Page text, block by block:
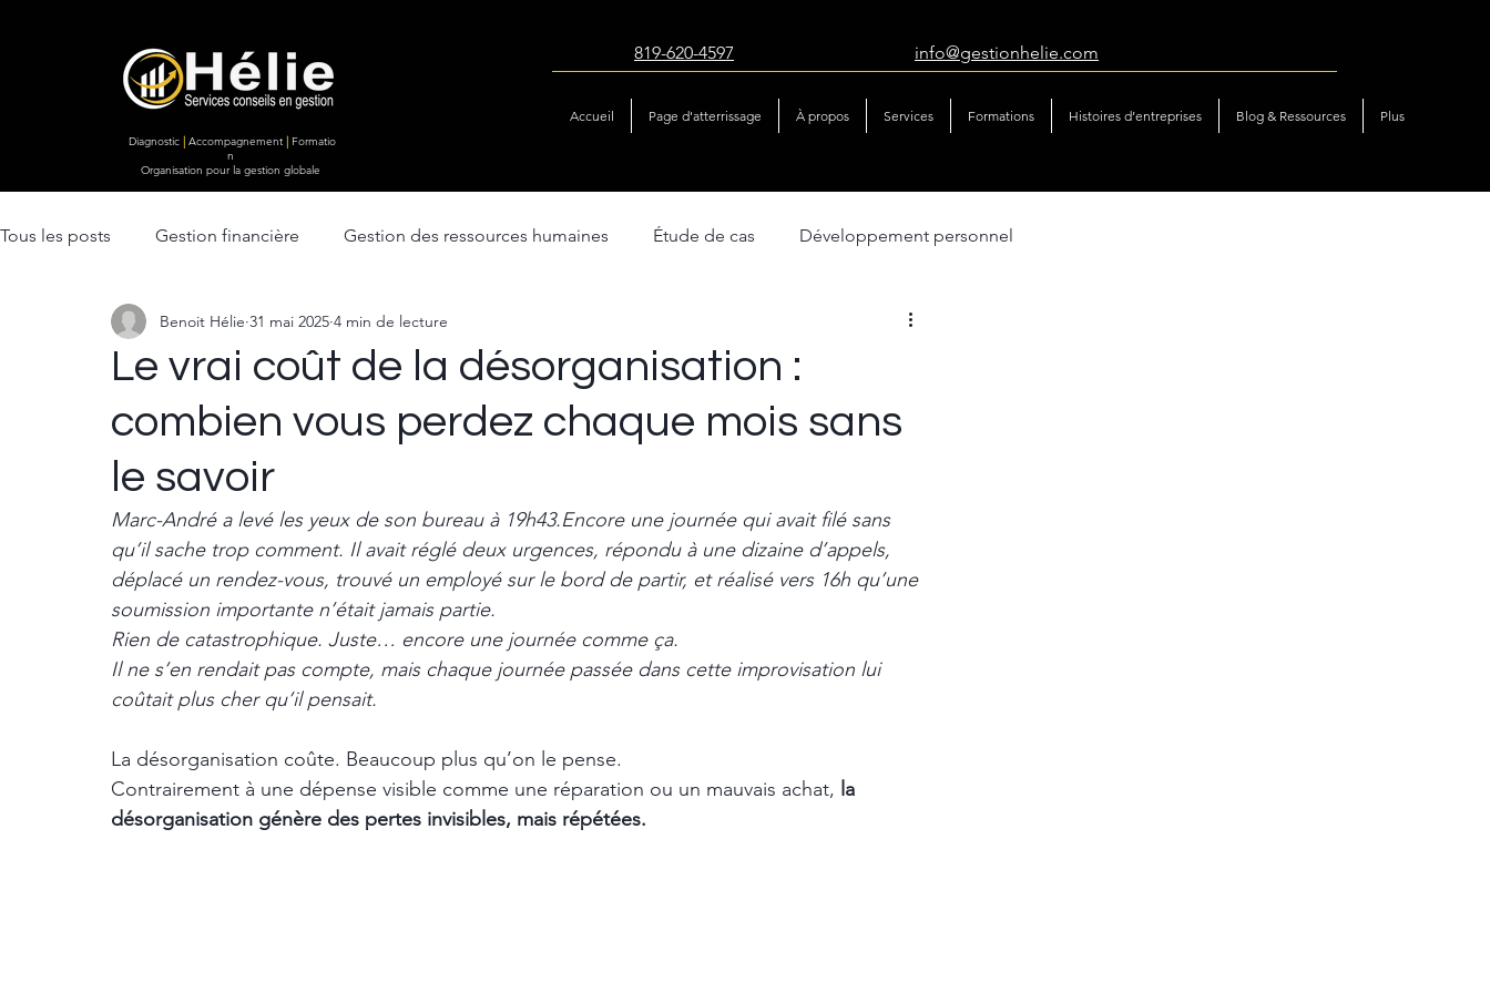
Diagnostic | Accompagnement | Formatio
n
Organisation pour la gestion globale
819-620-4597 info@gestionhelie.com
Accueil Page d'atterrissage À propos Services Formations Histoires d’entreprises Blog & Ressources Plus
Tous les posts Gestion financière Gestion des ressources humaines Étude de cas Développement personnel
Ventes & Marketing lancement d'entreprise
Efficacité opérationnelle
Le vrai coût de la désorganisation :
combien vous perdez chaque mois sans
le savoir
Benoit Hélie 31 mai 2025 4 min de lecture
Marc-André a levé les yeux de son bureau à 19h43.Encore une journée qui avait filé sans
qu’il sache trop comment. Il avait réglé deux urgences, répondu à une dizaine d’appels,
déplacé un rendez-vous, trouvé un employé sur le bord de partir, et réalisé vers 16h qu’une
soumission importante n’était jamais partie.
Rien de catastrophique. Juste… encore une journée comme ça.
Il ne s’en rendait pas compte, mais chaque journée passée dans cette improvisation lui
coûtait plus cher qu’il pensait.
La désorganisation coûte. Beaucoup plus qu’on le pense.
Contrairement à une dépense visible comme une réparation ou un mauvais achat, la
désorganisation génère des pertes invisibles, mais répétées.